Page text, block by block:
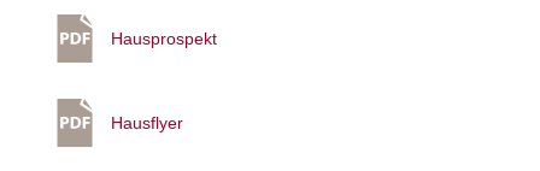
Hausprospekt
Hausflyer